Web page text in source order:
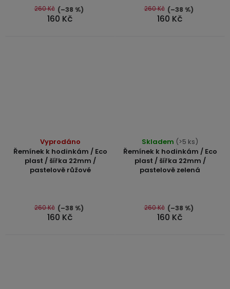
160 Kč
260 Kč (–38 %)
160 Kč
260 Kč (–38 %)
Řemínek k hodinkám / Eco
plast / šířka 22mm /
pastelově růžové
Vyprodáno
160 Kč
260 Kč (–38 %)
Řemínek k hodinkám / Eco
plast / šířka 22mm /
pastelově zelená
Skladem (>5 ks)
160 Kč
260 Kč (–38 %)